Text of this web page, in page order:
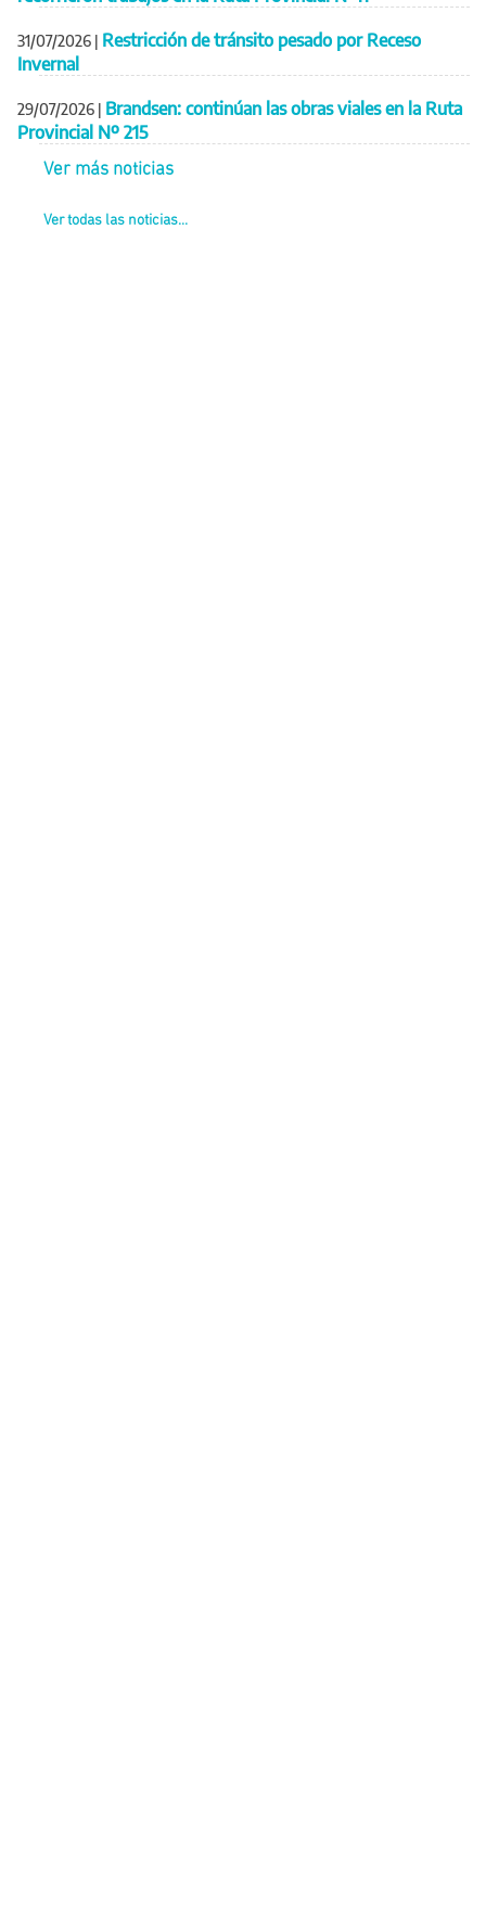
31/07/2026 | Restricción de tránsito pesado por Receso
Invernal
29/07/2026 | Brandsen: continúan las obras viales en la Ruta
Provincial Nº 215
Ver más noticias
Ver todas las noticias...